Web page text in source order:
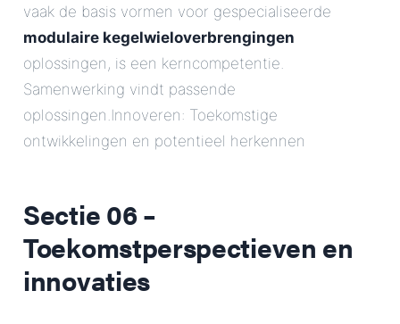
vaak de basis vormen voor gespecialiseerde
modulaire kegelwieloverbrengingen
oplossingen, is een kerncompetentie.
Samenwerking vindt passende
oplossingen.Innoveren: Toekomstige
ontwikkelingen en potentieel herkennen
Sectie 06 –
Toekomstperspectieven en
innovaties